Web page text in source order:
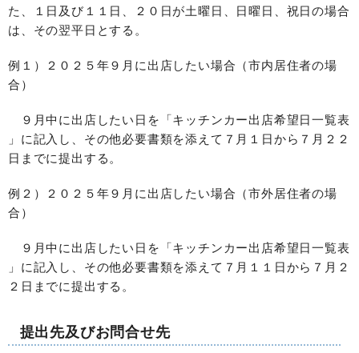
た、１日及び１１日、２０日が土曜日、日曜日、祝日の場合
は、その翌平日とする。
例１）２０２５年９月に出店したい場合（市内居住者の場
合）
９月中に出店したい日を「キッチンカー出店希望日一覧表
」に記入し、その他必要書類を添えて７月１日から７月２２
日までに提出する。
例２）２０２５年９月に出店したい場合（市外居住者の場
合）
９月中に出店したい日を「キッチンカー出店希望日一覧表
」に記入し、その他必要書類を添えて７月１１日から７月２
２日までに提出する。
提出先及びお問合せ先